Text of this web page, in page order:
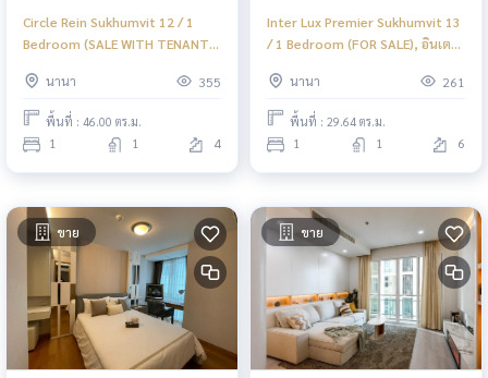
Circle Rein Sukhumvit 12 / 1
Bedroom (SALE WITH TENANT),
นอน (ขายพร้อมผู้เช่า) F286
นานา 355
พื้นที่ : 46.00 ตร.ม.
1 1 4
Inter Lux Premier Sukhumvit 13
/ 1 Bedroom (FOR SALE), อินเตอร์
นอน (ขาย) F442
นานา 261
พื้นที่ : 29.64 ตร.ม.
1 1 6
ขาย ขาย